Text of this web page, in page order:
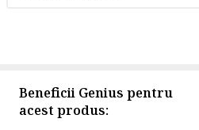
Beneficii Genius pentru
acest produs: